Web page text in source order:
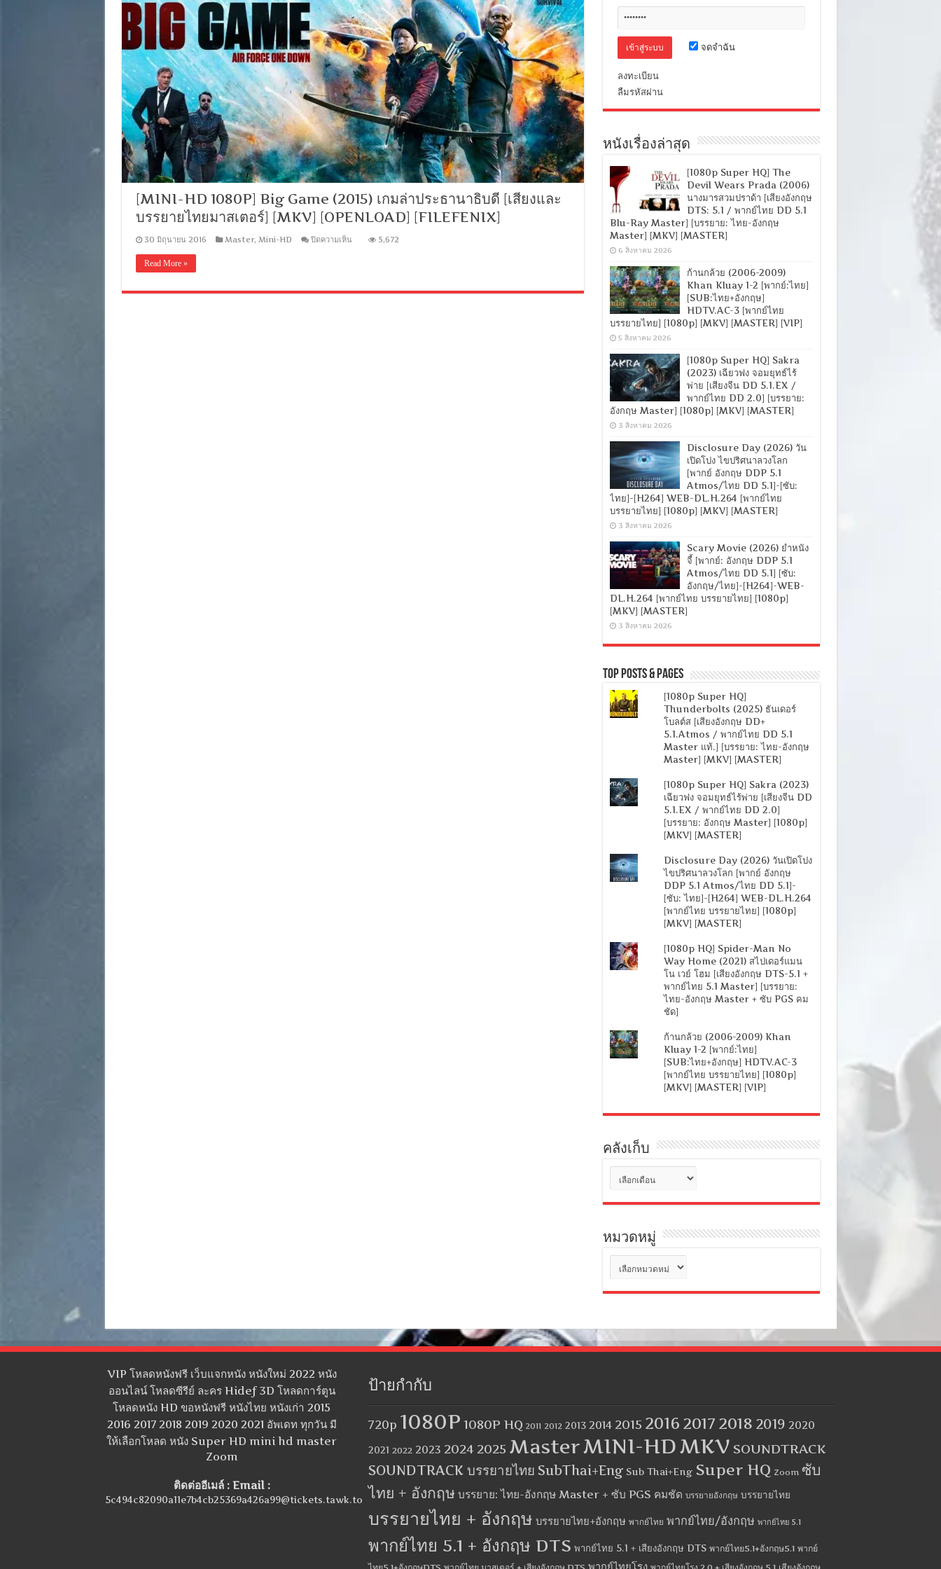
[MINI-HD 1080P] Big Game (2015) เกมล่าประธานาธิบดี [เสียงและ
บรรยายไทยมาสเตอร์] [MKV] [OPENLOAD] [FILEFENIX]
30 มิถุนายน 2016 Master, Mini-HD ปิดความเห็นบน
Game
5,672
Read More »
จดจำฉัน
ลงทะเบียน
ลืมรหัสผ่าน
หนังเรื่องล่าสุด
[1080p Super HQ] The
Devil Wears Prada (2006)
นางมารสวมปราด้า [เสียงอังกฤษ
DTS: 5.1 / พากย์ไทย DD 5.1
Blu-Ray Master] [บรรยาย: ไทย-อังกฤษ
Master] [MKV] [MASTER]
6 สิงหาคม 2026
ก้านกล้วย (2006-2009)
Khan Kluay 1-2 [พากย์:ไทย]
[SUB:ไทย+อังกฤษ]
HDTV.AC-3 [พากย์ไทย
บรรยายไทย] [1080p] [MKV] [MASTER] [VIP]
5 สิงหาคม 2026
[1080p Super HQ] Sakra
(2023) เฉียวฟง จอมยุทธ์ไร้
พ่าย [เสียงจีน DD 5.1.EX /
พากย์ไทย DD 2.0] [บรรยาย:
อังกฤษ Master] [1080p] [MKV] [MASTER]
3 สิงหาคม 2026
Disclosure Day (2026) วัน
เปิดโปง ไขปริศนาลวงโลก
[พากย์ อังกฤษ DDP 5.1
Atmos/ไทย DD 5.1]-[ซับ:
ไทย]-[H264] WEB-DL.H.264 [พากย์ไทย
บรรยายไทย] [1080p] [MKV] [MASTER]
3 สิงหาคม 2026
Scary Movie (2026) ยำหนัง
จี้ [พากย์: อังกฤษ DDP 5.1
Atmos/ไทย DD 5.1] [ซับ:
อังกฤษ/ไทย]-[H264]-WEB-
DL.H.264 [พากย์ไทย บรรยายไทย] [1080p]
[MKV] [MASTER]
3 สิงหาคม 2026
Top Posts & Pages
[1080p Super HQ]
Thunderbolts (2025) ธันเดอร์
โบลต์ส [เสียงอังกฤษ DD+
5.1.Atmos / พากย์ไทย DD 5.1
Master แท้.] [บรรยาย: ไทย-อังกฤษ
Master] [MKV] [MASTER]
[1080p Super HQ] Sakra (2023)
เฉียวฟง จอมยุทธ์ไร้พ่าย [เสียงจีน DD
5.1.EX / พากย์ไทย DD 2.0]
[บรรยาย: อังกฤษ Master] [1080p]
[MKV] [MASTER]
Disclosure Day (2026) วันเปิดโปง
ไขปริศนาลวงโลก [พากย์ อังกฤษ
DDP 5.1 Atmos/ไทย DD 5.1]-
[ซับ: ไทย]-[H264] WEB-DL.H.264
[พากย์ไทย บรรยายไทย] [1080p]
[MKV] [MASTER]
[1080p HQ] Spider-Man No
Way Home (2021) สไปเดอร์แมน
โน เวย์ โฮม [เสียงอังกฤษ DTS-5.1 +
พากย์ไทย 5.1 Master] [บรรยาย:
ไทย-อังกฤษ Master + ซับ PGS คม
ชัด]
ก้านกล้วย (2006-2009) Khan
Kluay 1-2 [พากย์:ไทย]
[SUB:ไทย+อังกฤษ] HDTV.AC-3
[พากย์ไทย บรรยายไทย] [1080p]
[MKV] [MASTER] [VIP]
คลังเก็บ
เก็บ
หมวดหมู่
หมู่
VIP โหลดหนังฟรี เว็บแจกหนัง หนังใหม่ 2022 หนัง
ออนไลน์ โหลดซีรีย์ ละคร Hidef 3D โหลดการ์ตูน
โหลดหนัง HD ขอหนังฟรี หนังไทย หนังเก่า 2015
2016 2017 2018 2019 2020 2021 อัพเดท ทุกวัน มี
ให้เลือกโหลด หนัง Super HD mini hd master
Zoom
ติดต่ออีเมล์ : Email :
5c494c82090a11e7b4cb25369a426a99@tickets.tawk.to
ป้ายกำกับ
720p 1080P 1080P HQ 2011 2012 2013 2014 2015 2016 2017 2018 2019 2020
2021 2022 2023 2024 2025 MasterMINI-HDMKV SOUNDTRACK
SOUNDTRACK บรรยายไทย SubThai+Eng Sub Thai+Eng Super HQ Zoom ซับ
ไทย + อังกฤษ บรรยาย: ไทย-อังกฤษ Master + ซับ PGS คมชัด บรรยายอังกฤษ บรรยายไทย
บรรยายไทย + อังกฤษ บรรยายไทย+อังกฤษ พากย์ไทย พากย์ไทย/อังกฤษ พากย์ไทย 5.1
พากย์ไทย 5.1 + อังกฤษ DTS พากย์ไทย 5.1 + เสียงอังกฤษ DTS พากย์ไทย5.1+อังกฤษ5.1 พากย์